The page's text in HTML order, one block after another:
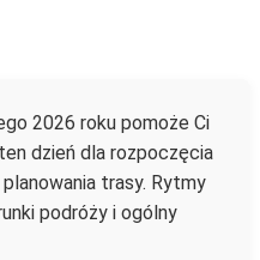
2026 roku pomoże Ci
dzień dla rozpoczęcia
trasy. Rytmy
podróży i ogólny